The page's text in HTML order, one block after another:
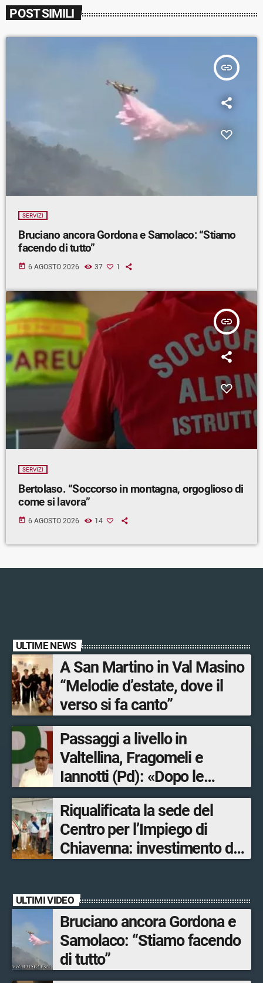
POST SIMILI
insert_link
SERVIZI
Bruciano ancora Gordona e Samolaco: “Stiamo
facendo di tutto”
today 6 AGOSTO 2026 37 1
insert_link
SERVIZI
Bertolaso. “Soccorso in montagna, orgoglioso di
come si lavora”
today 6 AGOSTO 2026 14
ULTIME NEWS
A San Martino in Val Masino
“Melodie d’estate, dove il
verso si fa canto”
Passaggi a livello in
Valtellina, Fragomeli e
Iannotti (Pd): «Dopo le
Olimpiadi solo un terzo delle
opere sostitutive sarà
ultimato entro il 2026»
Riqualificata la sede del
Centro per l’Impiego di
Chiavenna: investimento da
ULTIMI VIDEO
Bruciano ancora Gordona e
Samolaco: “Stiamo facendo
di tutto”